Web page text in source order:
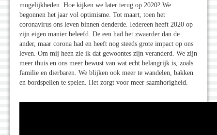
mogelijkheden. Hoe kijken we later terug op 2020? We
begonnen het jaar vol optimisme. Tot maart, toen het
coronavirus ons leven binnen denderde. Iedereen heeft 2020 op
zijn eigen manier beleefd. De een had het zwaarder dan de
ander, maar corona had en heeft nog steeds grote impact op ons
leven. Om mij heen zie ik dat gewoontes zijn veranderd. We zijn
meer thuis en ons meer bewust van wat echt belangrijk is, zoals
familie en dierbaren. We blijken ook meer te wandelen, bakken
en bordspellen te spelen. Het zorgt voor meer saamhorigheid.